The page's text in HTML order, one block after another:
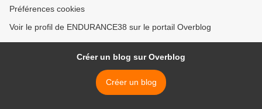
Préférences cookies
Voir le profil de ENDURANCE38 sur le portail Overblog
Créer un blog sur Overblog
Créer un blog